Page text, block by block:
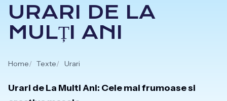
URARI DE LA
MULȚI ANI
Home Texte Urari
Urari de La Multi Ani: Cele mai frumoase si